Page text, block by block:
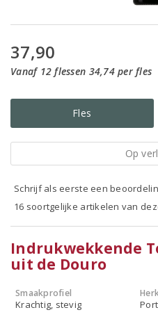
37,90
Vanaf 12 flessen 34,74 per fles
Fles
Op
Schrijf als eerste een
16 soortgelijke artikelen van
Indrukwekkende
uit de Douro
Smaakprofiel
Krachtig, stevig